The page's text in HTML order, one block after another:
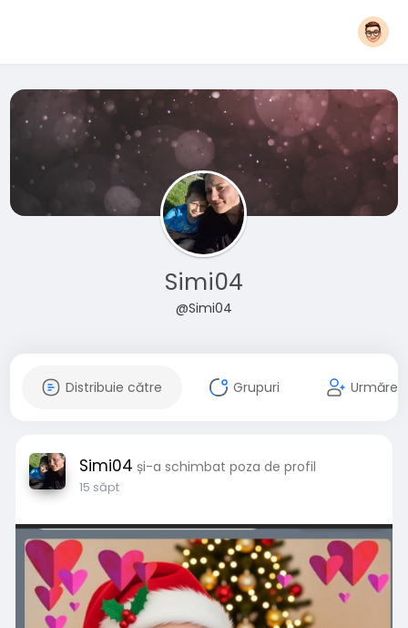
Simi04
@Simi04
Distribuie către Grupuri
Simi04 și-a schimbat poza de profil
15 săpt